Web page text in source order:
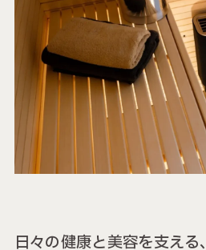
日々の健康と美容を支え